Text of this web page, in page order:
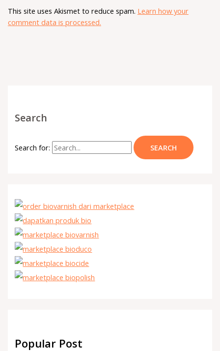
This site uses Akismet to reduce spam. Learn how your
comment data is processed.
Search
Search for:
Popular Post